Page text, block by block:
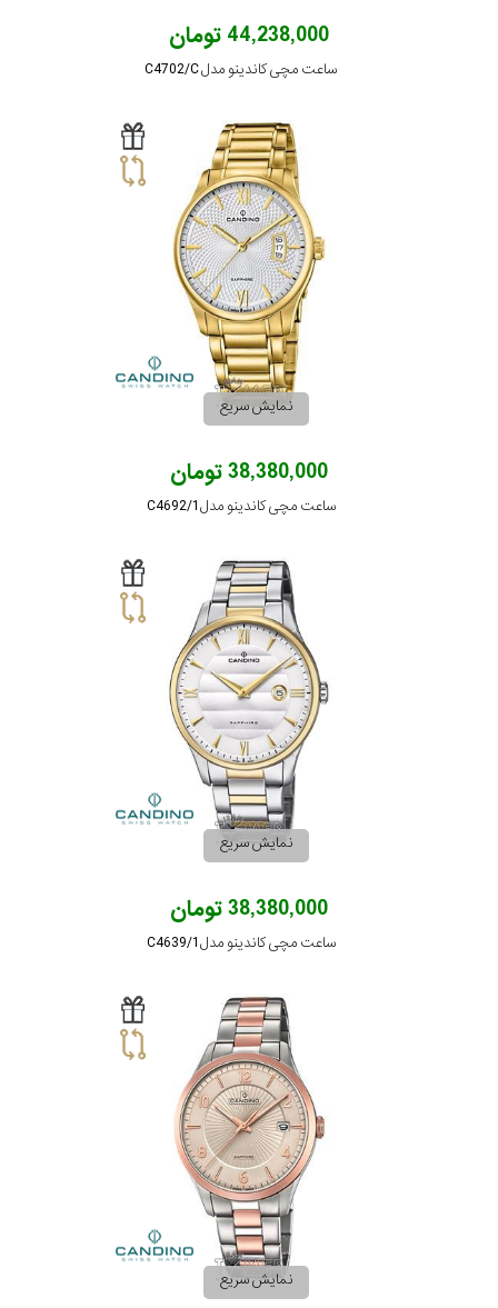
44,238,000 تومان
ساعت مچی کاندینو مدل C4702/C
نمایش سریع
38,380,000 تومان
ساعت مچی کاندینو مدل C4692/1
نمایش سریع
38,380,000 تومان
ساعت مچی کاندینو مدل C4639/1
نمایش سریع